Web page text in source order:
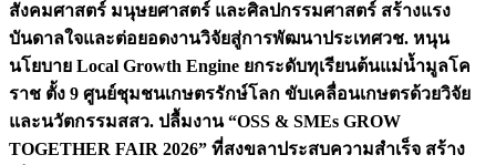
สังคมศาสตร์ มนุษยศาสตร์ และศิลปกรรมศาสตร์ สร้างแรง
บันดาลใจและต่อยอดงานวิจัยสู่การพัฒนาประเทศวช. หนุน
นโยบาย Local Growth Engine ยกระดับทุเรียนต้นแม่น้ำมูลโค
ราช ตั้ง 9 ศูนย์ชุมชนเกษตรรักษ์โลก ขับเคลื่อนเกษตรด้วยวิจัย
และนวัตกรรมสสว. ปลื้มงาน “OSS & SMEs GROW
TOGETHER FAIR 2026” ที่สงขลาประสบความสำเร็จ สร้าง